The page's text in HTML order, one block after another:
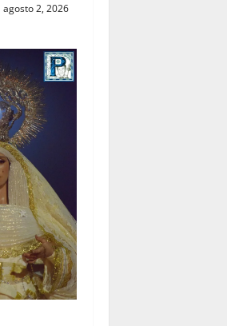
agosto 2, 2026